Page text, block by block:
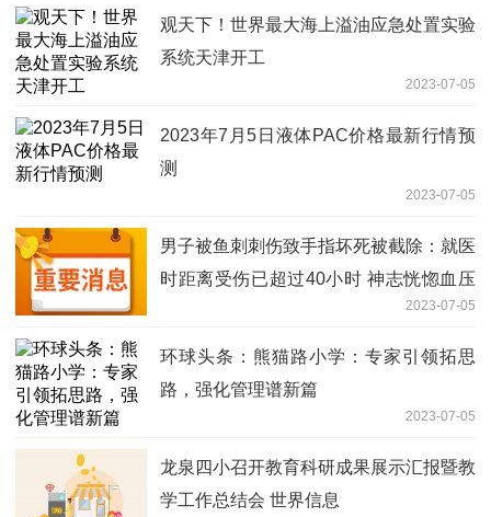
观天下！世界最大海上溢油应急处置实验
系统天津开工
2023-07-05
2023年7月5日液体PAC价格最新行情预
测
2023-07-05
男子被鱼刺刺伤致手指坏死被截除：就医
时距离受伤已超过40小时 神志恍惚血压
2023-07-05
环球头条：熊猫路小学：专家引领拓思
路，强化管理谱新篇
2023-07-05
龙泉四小召开教育科研成果展示汇报暨教
学工作总结会 世界信息